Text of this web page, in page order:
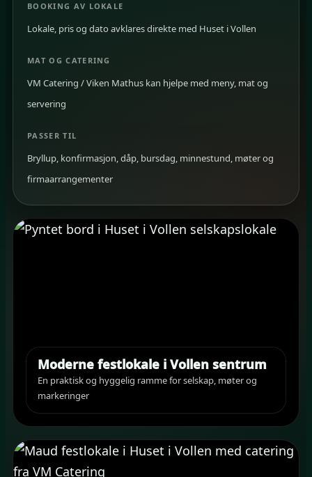
BOOKING AV LOKALE
Lokale, pris og dato avklares direkte med Huset i Vollen
MAT OG CATERING
VM Catering / Viken Mathus kan hjelpe med meny, mat og
servering
PASSER TIL
Bryllup, konfirmasjon, dåp, bursdag, minnestund, møter og
firmaarrangementer
Moderne festlokale i Vollen sentrum
En praktisk og hyggelig ramme for selskap, møter og
markeringer